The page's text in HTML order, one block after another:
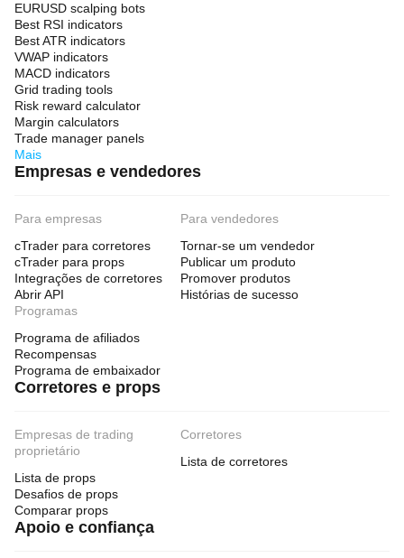
EURUSD scalping bots
Best RSI indicators
Best ATR indicators
VWAP indicators
MACD indicators
Grid trading tools
Risk reward calculator
Margin calculators
Trade manager panels
Mais
Empresas e vendedores
Para empresas
cTrader para corretores
cTrader para props
Integrações de corretores
Abrir API
Para vendedores
Tornar-se um vendedor
Publicar um produto
Promover produtos
Histórias de sucesso
Programas
Programa de afiliados
Recompensas
Programa de embaixador
Corretores e props
Empresas de trading
proprietário
Lista de props
Desafios de props
Comparar props
Corretores
Lista de corretores
Apoio e confiança